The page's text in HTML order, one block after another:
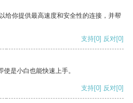
给你提供最高速度和安全性的连接，并帮
支持[0] 反对[0]
是小白也能快速上手。
支持[0] 反对[0]